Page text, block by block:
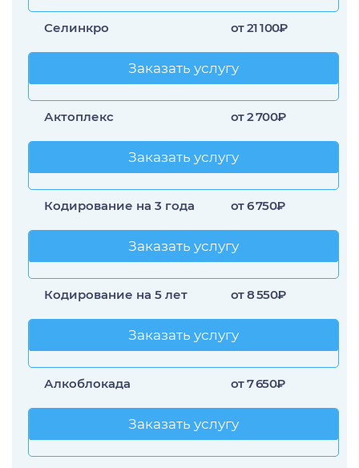
Селинкро от 21 100₽
Заказать услугу
Заказать услугу
Актоплекс от 2 700₽
Заказать услугу
Заказать услугу
Кодирование на 3 года от 6 750₽
Заказать услугу
Заказать услугу
Кодирование на 5 лет от 8 550₽
Заказать услугу
Заказать услугу
Алкоблокада от 7 650₽
Заказать услугу
Заказать услугу